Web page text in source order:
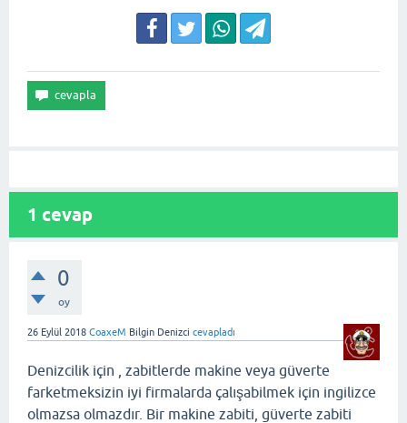
1 cevap
0
oy
26 Eylül 2018 CoaxeM Bilgin Denizci cevapladı
Denizcilik için , zabitlerde makine veya güverte
farketmeksizin iyi firmalarda çalışabilmek için ingilizce
olmazsa olmazdır. Bir makine zabiti, güverte zabiti